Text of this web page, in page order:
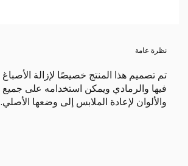
نظرة عامة
تم تصميم هذا المنتج خصيصًا لإزالة
فيها والرمادي ويمكن استخدامه على جميع
والألوان لإعادة الملابس إلى وضعها الأصلي.